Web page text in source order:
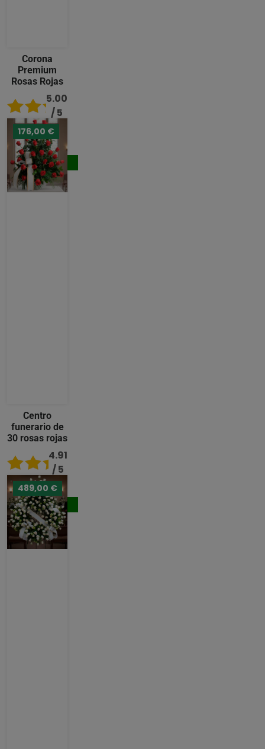
Corona
Premium
Rosas Rojas
5.00
/ 5
489,00
€
Comprar
176,00 €
Centro
funerario de
30 rosas rojas
4.91
/ 5
176,00 €
Comprar
489,00 €